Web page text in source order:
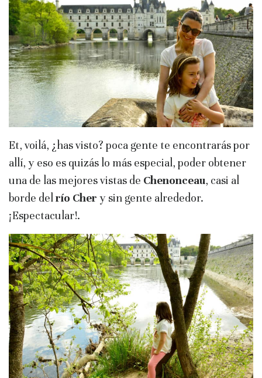
Et, voilá, ¿has visto? poca gente te encontrarás por
allí, y eso es quizás lo más especial, poder obtener
una de las mejores vistas de Chenonceau, casi al
borde delrío Cher y sin gente alrededor.
¡Espectacular!.